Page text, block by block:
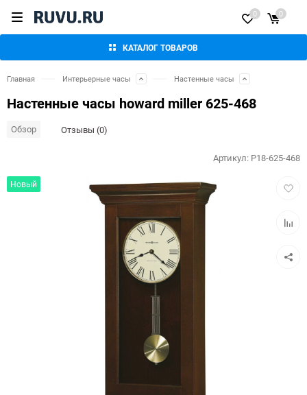
КАТАЛОГ ТОВАРОВ
0 0
Главная Интерьерные часы Настенные часы
Настенные часы howard miller 625-468
Обзор Отзывы (0)
Новый
Артикул: P18-625-468